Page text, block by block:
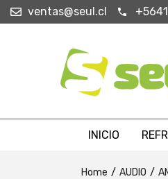
ventas@seul.cl
INICIO
Home AUDIO